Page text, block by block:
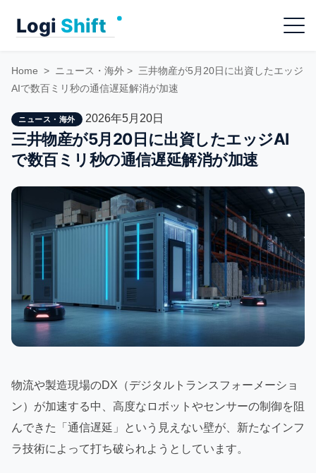
Menu
Home > ニュース・海外 > 三井物産が5月20日に出資したエッジ
AIで数百ミリ秒の通信遅延解消が加速
ニュース・海外 2026年5月20日
三井物産が5月20日に出資したエッジAI
で数百ミリ秒の通信遅延解消が加速
物流や製造現場のDX（デジタルトランスフォーメーショ
ン）が加速する中、高度なロボットやセンサーの制御を阻
んできた「通信遅延」という見えない壁が、新たなインフ
ラ技術によって打ち破られようとしています。